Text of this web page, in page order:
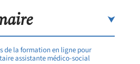
de la formation en ligne pour
assistante médico-social